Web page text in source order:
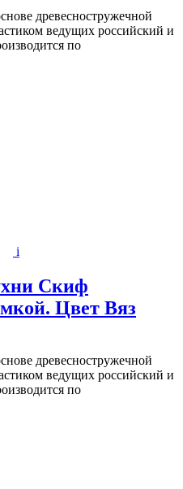
древесностружечной
ведущих российский и
по
i
Скиф
Цвет Вяз
древесностружечной
ведущих российский и
по